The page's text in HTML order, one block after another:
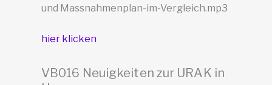
und Massnahmenplan-im-Vergleich.mp3
hier klicken
VB016 Neuigkeiten zur URAK in